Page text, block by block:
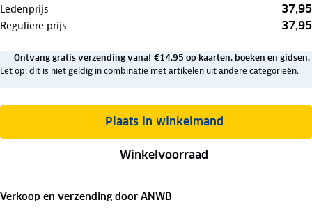
Ledenprijs 37,95
Reguliere prijs 37,95
Ontvang gratis verzending vanaf €14,95 op kaarten, boeken en gidsen.
Let op: dit is niet geldig in combinatie met artikelen uit andere categorieën.
Plaats in winkelmand
Winkelvoorraad
Verkoop en verzending door ANWB